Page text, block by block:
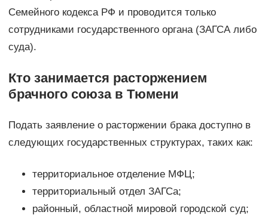
Семейного кодекса РФ и проводится только
сотрудниками государственного органа (ЗАГСА либо
суда).
Кто занимается расторжением
брачного союза в Тюмени
Подать заявление о расторжении брака доступно в
следующих государственных структурах, таких как:
территориальное отделение МФЦ;
территориальный отдел ЗАГСа;
районный, областной мировой городской суд;